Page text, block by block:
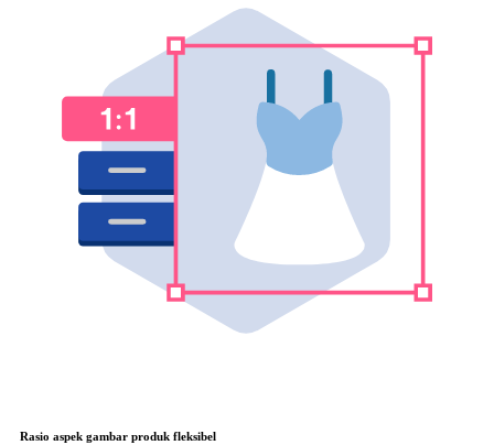
Rasio aspek gambar produk fleksibel